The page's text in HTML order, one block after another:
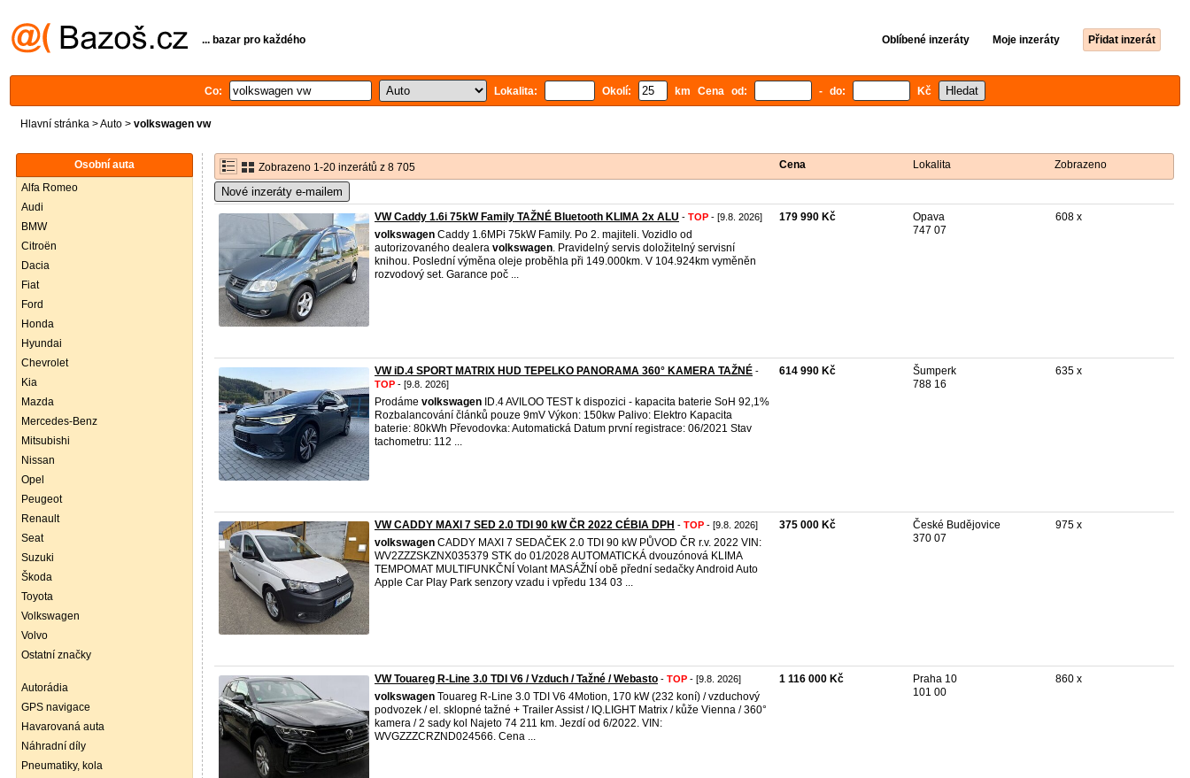
... bazar pro každého Oblíbené inzeráty Moje inzeráty Přidat inzerát
Co: Lokalita: Okolí: km Cena od: - do: Kč
Hlavní stránka >Auto > volkswagen vw
Osobní auta
Alfa Romeo
Audi
BMW
Citroën
Dacia
Fiat
Ford
Honda
Hyundai
Chevrolet
Kia
Mazda
Mercedes-Benz
Mitsubishi
Nissan
Opel
Peugeot
Renault
Seat
Suzuki
Škoda
Toyota
Volkswagen
Volvo
Ostatní značky
Autorádia
GPS navigace
Havarovaná auta
Náhradní díly
Pneumatiky, kola
Zobrazeno 1-20 inzerátů z 8 705 Cena Lokalita Zobrazeno
Nové inzeráty e-mailem
VW Caddy 1.6i 75kW Family TAŽNÉ Bluetooth KLIMA 2x ALU - TOP - [9.8. 2026]
volkswagen Caddy 1.6MPi 75kW Family. Po 2. majiteli. Vozidlo od
autorizovaného dealera volkswagen. Pravidelný servis doložitelný servisní
knihou. Poslední výměna oleje proběhla při 149.000km. V 104.924km vyměněn
rozvodový set. Garance poč ...
179 990 Kč
Opava
747 07
608 x
VW iD.4 SPORT MATRIX HUD TEPELKO PANORAMA 360° KAMERA TAŽNÉ -
TOP - [9.8. 2026]
Prodáme volkswagen ID.4 AVILOO TEST k dispozici - kapacita baterie SoH 92,1%
Rozbalancování článků pouze 9mV Výkon: 150kw Palivo: Elektro Kapacita
baterie: 80kWh Převodovka: Automatická Datum první registrace: 06/2021 Stav
tachometru: 112 ...
614 990 Kč
Šumperk
788 16
635 x
VW CADDY MAXI 7 SED 2.0 TDI 90 kW ČR 2022 CÉBIA DPH - TOP - [9.8. 2026]
volkswagen CADDY MAXI 7 SEDAČEK 2.0 TDI 90 kW PŮVOD ČR r.v. 2022 VIN:
WV2ZZZSKZNX035379 STK do 01/2028 AUTOMATICKÁ dvouzónová KLIMA
TEMPOMAT MULTIFUNKČNÍ Volant MASÁŽNÍ obě přední sedačky Android Auto
Apple Car Play Park senzory vzadu i vpředu 134 03 ...
375 000 Kč
České Budějovice
370 07
975 x
VW Touareg R-Line 3.0 TDI V6 / Vzduch / Tažné / Webasto - TOP - [9.8. 2026]
volkswagen Touareg R-Line 3.0 TDI V6 4Motion, 170 kW (232 koní) / vzduchový
podvozek / el. sklopné tažné + Trailer Assist / IQ.LIGHT Matrix / kůže Vienna / 360°
kamera / 2 sady kol Najeto 74 211 km. Jezdí od 6/2022. VIN:
WVGZZZCRZND024566. Cena ...
1 116 000 Kč
Praha 10
101 00
860 x